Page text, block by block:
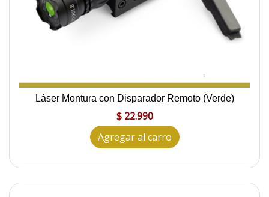
Láser Montura con Disparador Remoto (Verde)
$ 22.990
Agregar al carro